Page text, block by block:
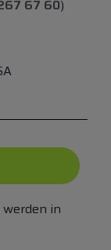
67 60)
in